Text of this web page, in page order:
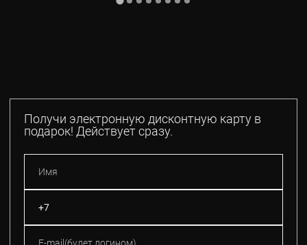
Получи электронную дисконтную карту в
подарок! Действует сразу.